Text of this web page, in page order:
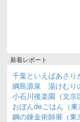
新着レポート
千葉といえばあさ
綱島源泉 湯けむり
小石川後楽園（文京
おぼんdeごはん（東
鋼の錬金術師展（東